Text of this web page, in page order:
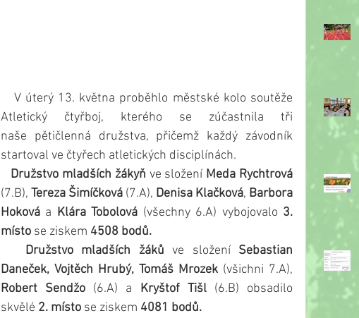
Atletický čtyřboj, kterého se zúčastnila tři
naše pětičlenná družstva, přičemž každý závodník
startoval ve čtyřech atletických disciplínách.
   Družstvo mladších žákyň
ve složení Meda
(7.B), Tereza Šimíčková (7.A), Denisa Klačková, Barbora
Hoková a Klára Tobolová (všechny 6.A) vybojovalo 3.
místo se ziskem 4508 bodů.
   Družstvo mladších žáků
ve složení Sebastian
Daneček, Vojtěch Hrubý, Tomáš Mrozek
Robert Sendžo (6.A) a Kryštof Tišl (6.B)
obsadilo
skvělé 2. místo se ziskem 4081 bodů.